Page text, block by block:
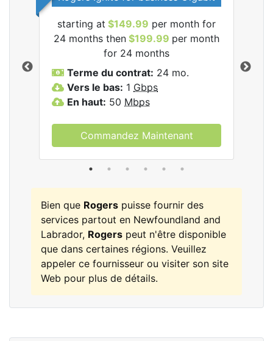
starting at $149.99 per month for
24 months then $199.99 per month
for 24 months
Terme du contrat: 24 mo.
Vers le bas: 1 Gbps
En haut: 50 Mbps
Commandez Maintenant
Bien que Rogers puisse fournir des
services partout en Newfoundland and
Labrador, Rogers peut n'être disponible
que dans certaines régions. Veuillez
appeler ce fournisseur ou visiter son site
Web pour plus de détails.